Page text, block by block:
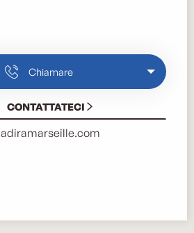
Chiamare
CONTATTATECI
adiramarseille.com